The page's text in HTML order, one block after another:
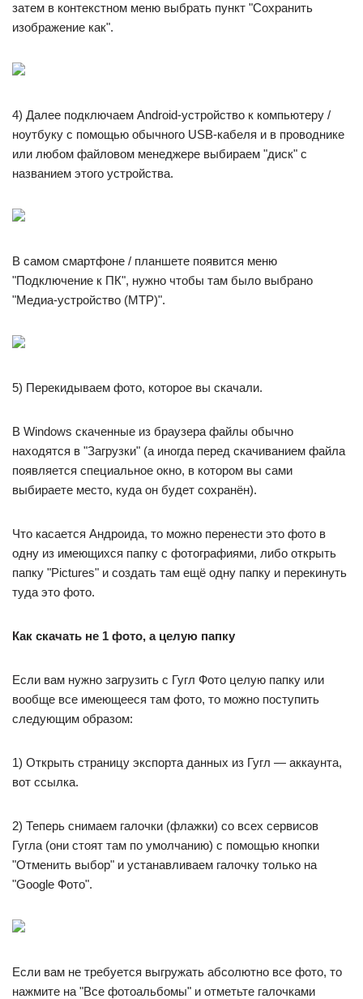
затем в контекстном меню выбрать пункт "Сохранить
изображение как".
4) Далее подключаем Android-устройство к компьютеру /
ноутбуку с помощью обычного USB-кабеля и в проводнике
или любом файловом менеджере выбираем "диск" с
названием этого устройства.
В самом смартфоне / планшете появится меню
"Подключение к ПК", нужно чтобы там было выбрано
"Медиа-устройство (МТР)".
5) Перекидываем фото, которое вы скачали.
В Windows скаченные из браузера файлы обычно
находятся в "Загрузки" (а иногда перед скачиванием файла
появляется специальное окно, в котором вы сами
выбираете место, куда он будет сохранён).
Что касается Андроида, то можно перенести это фото в
одну из имеющихся папку с фотографиями, либо открыть
папку "Pictures" и создать там ещё одну папку и перекинуть
туда это фото.
Как скачать не 1 фото, а целую папку
Если вам нужно загрузить с Гугл Фото целую папку или
вообще все имеющееся там фото, то можно поступить
следующим образом:
1) Открыть страницу экспорта данных из Гугл — аккаунта,
вот ссылка.
2) Теперь снимаем галочки (флажки) со всех сервисов
Гугла (они стоят там по умолчанию) с помощью кнопки
"Отменить выбор" и устанавливаем галочку только на
"Google Фото".
Если вам не требуется выгружать абсолютно все фото, то
нажмите на "Все фотоальбомы" и отметьте галочками